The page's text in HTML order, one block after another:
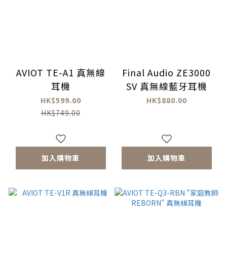
AVIOT TE-A1 真無線
耳機
HK$599.00
HK$749.00
加入購物車
Final Audio ZE3000
SV 真無線藍牙耳機
HK$880.00
加入購物車